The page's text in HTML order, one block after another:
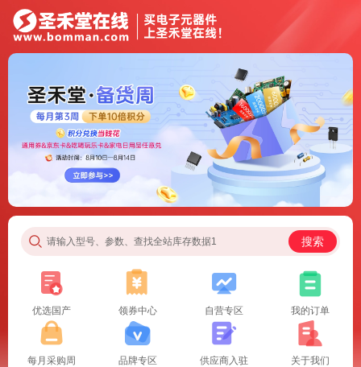
请输入型号、参数、查找全站库存数据1 搜索
优选国产 领券中心 自营专区 我的订单
每月采购周 品牌专区 供应商入驻 关于我们